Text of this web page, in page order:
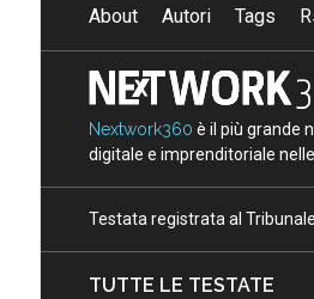
About Autori Tags
Nextwork360 è il più grande
digitale e imprenditoriale
Testata registrata al
TUTTE LE TESTATE